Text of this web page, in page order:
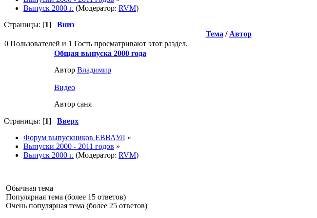
Выпуск 2000 г. (Модератор: RVM)
Страницы: [1] Вниз
Тема / Автор
0 Пользователей и 1 Гость просматривают этот раздел.
Общая выпуска 2000 года
Автор Влaдимир
Видео
Автор саня
Страницы: [1] Вверх
Форум выпускников ЕВВАУЛ »
Выпуски 2000 - 2011 годов »
Выпуск 2000 г. (Модератор: RVM)
Обычная тема
Популярная тема (более 15 ответов)
Очень популярная тема (более 25 ответов)